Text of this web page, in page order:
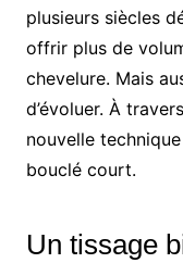
plusieurs siècles
offrir plus de
chevelure. Mais
d’évoluer. À
nouvelle
bouclé court.
Un tissage